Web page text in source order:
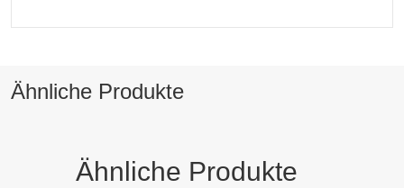
Ähnliche Produkte
Ähnliche Produkte